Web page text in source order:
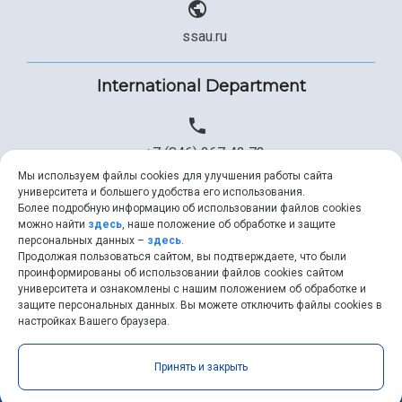
ssau.ru
International Department
+7 (846) 267 43 73
+7 (846) 334 57 22
ssau@ssau.ru
Samara University © 2026 | API
Мы используем файлы cookies для улучшения работы сайта
университета и большего удобства его использования.
Более подробную информацию об использовании файлов cookies
можно найти здесь, наше положение об обработке и защите
персональных данных – здесь.
Продолжая пользоваться сайтом, вы подтверждаете, что были
проинформированы об использовании файлов cookies сайтом
университета и ознакомлены с нашим положением об обработке и
защите персональных данных. Вы можете отключить файлы cookies в
настройках Вашего браузера.
Принять и закрыть